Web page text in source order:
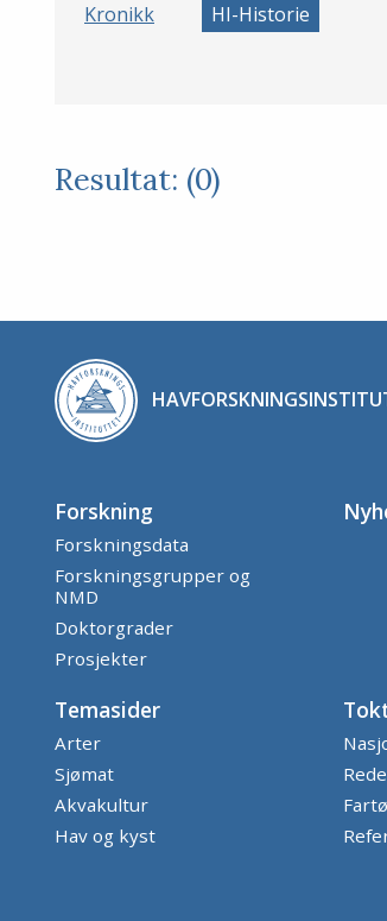
Kronikk HI-Historie
Resultat: (0)
Forskning
Forskningsdata
Forskningsgrupper og
NMD
Doktorgrader
Prosjekter
Temasider
Arter
Sjømat
Akvakultur
Hav og kyst